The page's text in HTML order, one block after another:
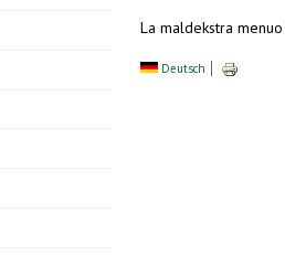
La maldekstra
Deutsch